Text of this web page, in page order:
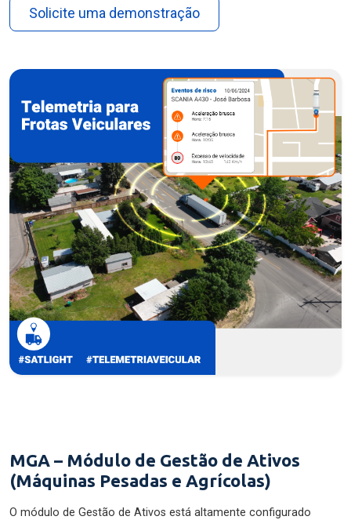
Solicite uma demonstração
MGA – Módulo de Gestão de Ativos
(Máquinas Pesadas e Agrícolas)
O módulo de Gestão de Ativos está altamente configurado